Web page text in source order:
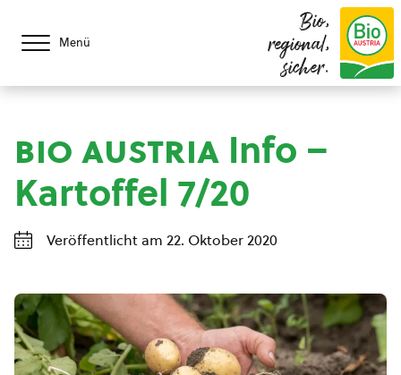
Menü
Bio,
regional,
sicher.
bio austria Info –
Kartoffel 7/20
Veröffentlicht am 22. Oktober 2020